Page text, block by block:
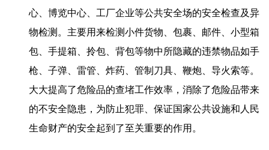
心、博览中心、工厂企业等公共安全场的安全检查及异
物检测。主要用来检测小件货物、包裹、邮件、小型箱
包、手提箱、拎包、背包等物中所隐藏的违禁物品如手
枪、子弹、雷管、炸药、管制刀具、鞭炮、导火索等。
大大提高了危险品的查堵工作效率，消除了危险品带来
的不安全隐患，为防止犯罪、保证国家公共设施和人民
生命财产的安全起到了至关重要的作用。